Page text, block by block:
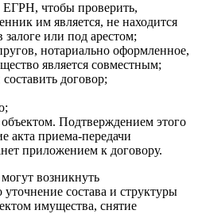
ЕГРН, чтобы проверить,
им является, не находится
или под арестом;
нотариально оформленное,
является совместным;
договор;
Подтверждением этого
акта приема-передачи
приложением к договору.
возникнуть
состава и структуры
имущества, снятие